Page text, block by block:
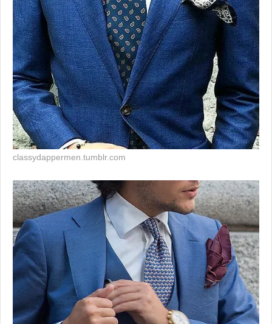
classydappermen.tumblr.com